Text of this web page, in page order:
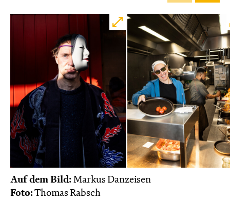
Auf dem Bild: Markus Danzeisen
Foto:Thomas Rabsch